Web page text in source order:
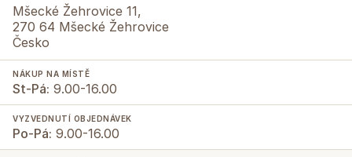
Mšecké Žehrovice 11,
270 64 Mšecké Žehrovice
Česko
NÁKUP NA MÍSTĚ
St-Pá: 9.00-16.00
VYZVEDNUTÍ OBJEDNÁVEK
Po-Pá: 9.00-16.00